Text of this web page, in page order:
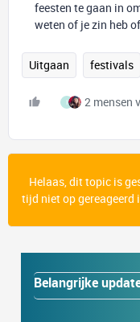
feesten te gaan in
weten of je zin heb
Uitgaan festivals
I 2 mensen
Helaas, dit topic is
tijd niet op gereageerd
Belangrijke